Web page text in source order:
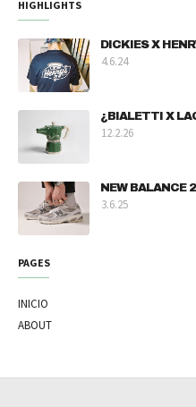
HIGHLIGHTS
DICKIES X
4.6.24
¿BIALETTI X
12.2.26
NEW BALANCE
3.6.25
PAGES
INICIO
ABOUT